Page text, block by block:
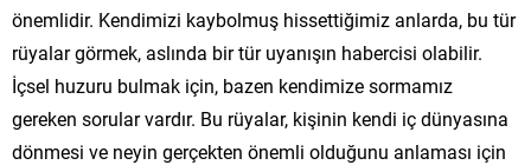
önemlidir. Kendimizi kaybolmuş hissettiğimiz anlarda, bu tür
rüyalar görmek, aslında bir tür uyanışın habercisi olabilir.
İçsel huzuru bulmak için, bazen kendimize sormamız
gereken sorular vardır. Bu rüyalar, kişinin kendi iç dünyasına
dönmesi ve neyin gerçekten önemli olduğunu anlaması için